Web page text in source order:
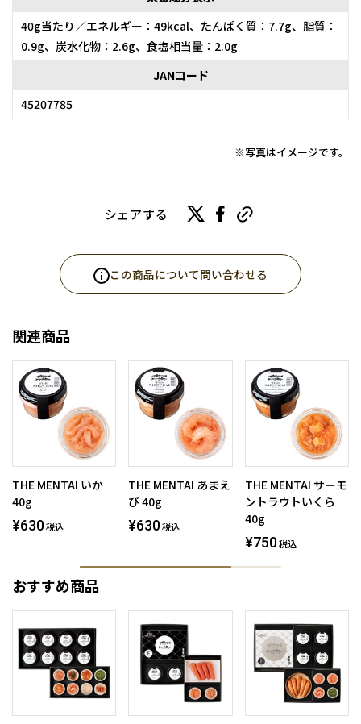
40g当たり／エネルギー：49kcal、たんぱく質：7.7g、脂質：
0.9g、炭水化物：2.6g、食塩相当量：2.0g
JANコード
45207785
※写真はイメージです。
シェアする
この商品について問い合わせる
関連商品
THE MENTAI いか
40g
¥630 税込
THE MENTAI あまえ
び 40g
¥630 税込
THE MENTAI サーモ
ントラウトいくら
40g
¥750 税込
おすすめ商品